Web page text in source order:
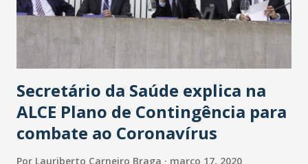
Secretário da Saúde explica na
ALCE Plano de Contingência para
combate ao Coronavírus
Por Lauriberto Carneiro Braga março 17, 2020